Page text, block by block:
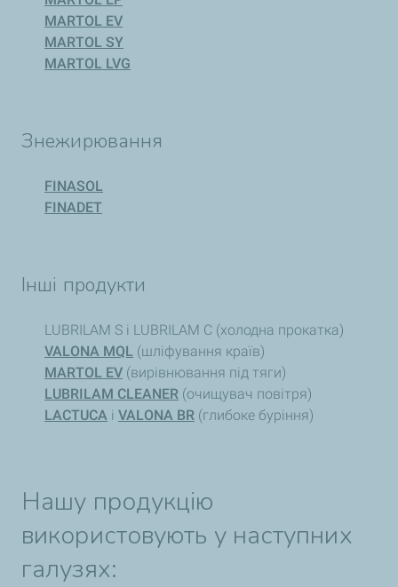
MARTOL EV
MARTOL SY
MARTOL LVG
Знежирювання
FINASOL
FINADET
Інші продукти
LUBRILAM S і LUBRILAM C (холодна прокатка)
VALONA MQL (шліфування країв)
MARTOL ЕV (вирівнювання під тяги)
LUBRILAM CLEANER (очищувач повітря)
LACTUCA і VALONA BR (глибоке буріння)
Нашу продукцію
використовують у наступних
галузях: